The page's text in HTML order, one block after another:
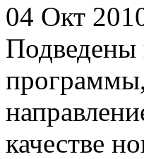
04 Окт
Подведены
качестве